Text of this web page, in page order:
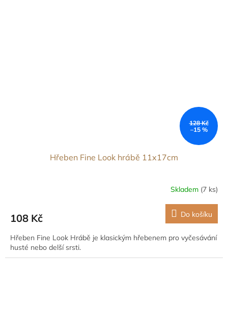
128 Kč
–15 %
Hřeben Fine Look hrábě 11x17cm
Skladem (7 ks)
108 Kč Do košíku
Hřeben Fine Look Hrábě je klasickým hřebenem pro vyčesávání
husté nebo delší srsti.